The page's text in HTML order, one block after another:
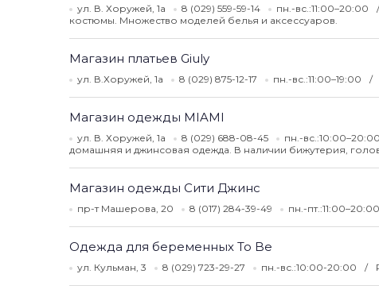
ул. В. Хоружей, 1а 8 (029) 559-59-14 пн.-вс.:11:00–20:00
костюмы. Множество моделей белья и аксессуаров.
Магазин платьев Giuly
ул. В.Хоружей, 1а 8 (029) 875-12-17 пн.-вс.:11:00–19:00
Магазин одежды MIAMI
ул. В. Хоружей, 1а 8 (029) 688-08-45 пн.-вс.:10:00–20:00
домашняя и джинсовая одежда. В наличии бижутерия,
Магазин одежды Сити Джинс
пр-т Машерова, 20 8 (017) 284-39-49 пн.-
Одежда для беременных To Be
ул. Кульман, 3 8 (029) 723-29-27 пн.-вс.:10:00-20:00